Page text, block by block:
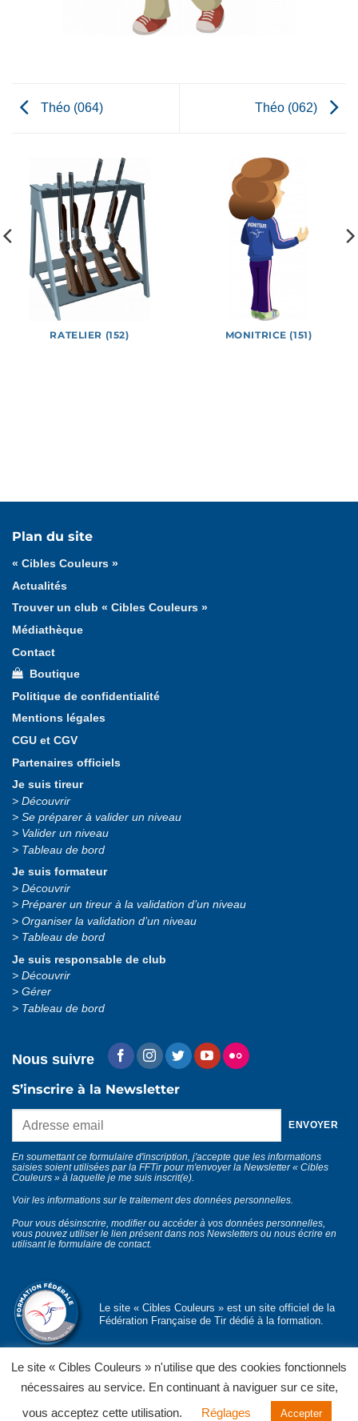
Théo (064) Théo (062)
RATELIER (152) MONITRICE (151)
Vidéos
Plan du site
« Cibles Couleurs »
Actualités
Trouver un club « Cibles Couleurs »
Médiathèque
Contact
Boutique
Politique de confidentialité
Mentions légales
CGU et CGV
Partenaires officiels
Je suis tireur
Découvrir
Se préparer à valider un niveau
Valider un niveau
Tableau de bord
Je suis formateur
Découvrir
Préparer un tireur à la validation d’un niveau
Organiser la validation d’un niveau
Tableau de bord
Je suis responsable de club
Découvrir
Gérer
Tableau de bord
Nous suivre
S’inscrire à la Newsletter
En soumettant ce formulaire d'inscription, j'accepte que les informations
saisies soient utilisées par la FFTir pour m'envoyer la Newsletter « Cibles
Couleurs » à laquelle je me suis inscrit(e).
Voir les informations sur le traitement des données personnelles.
Pour vous désinscrire, modifier ou accéder à vos données personnelles,
vous pouvez utiliser le lien présent dans nos Newsletters ou nous écrire en
utilisant le formulaire de contact.
Le site « Cibles Couleurs » est un site officiel de la
Fédération Française de Tir dédié à la formation.
© Département formation fédérale
FFTir
CGU et CGV
Contact
Partenaires officiels
Le site « Cibles Couleurs » n'utilise que des cookies fonctionnels
nécessaires au service. En continuant à naviguer sur ce site,
vous acceptez cette utilisation.
Réglages Accepter